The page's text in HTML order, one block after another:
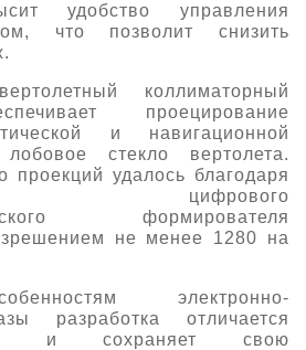
удобство управления
что позволит снизить
коллиматорный
проецирование
и навигационной
стекло вертолета.
проекций удалось благодаря
цифрового
формирователя
не менее 1280 на
электронно-
разработка отличается
и сохраняет свою